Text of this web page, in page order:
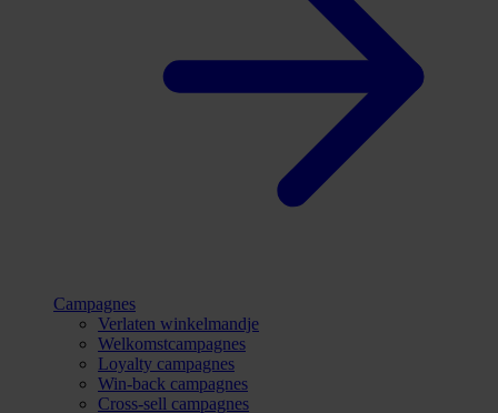
Campagnes
Verlaten winkelmandje
Welkomstcampagnes
Loyalty campagnes
Win-back campagnes
Cross-sell campagnes